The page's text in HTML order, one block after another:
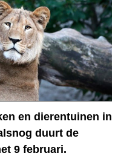
en dierentuinen in
duurt de
9 februari.